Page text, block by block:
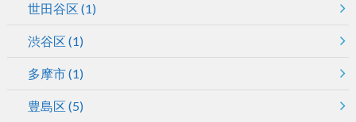
世田谷区 (1)
渋谷区 (1)
多摩市(1)
豊島区 (5)